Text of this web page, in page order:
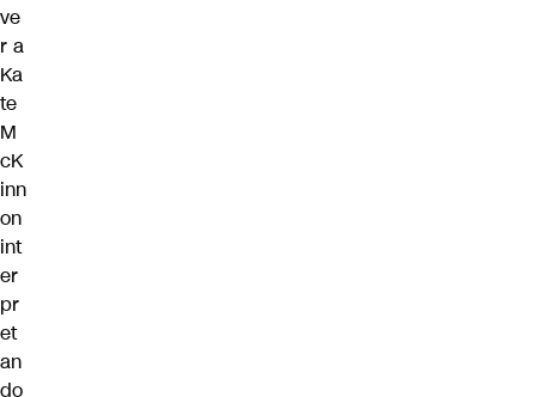
ve
r a
Ka
te
M
cK
inn
on
int
er
pr
et
an
do